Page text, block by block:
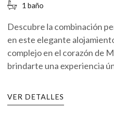
1 baño
Descubre la combinación
en este elegante
complejo en el corazón de
brindarte una experiencia
VER DETALLES